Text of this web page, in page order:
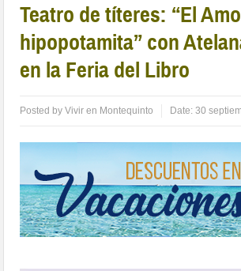
Teatro de títeres: “El
hipopotamita” con
en la Feria del Libro
Posted byVivir en Montequinto Date:30